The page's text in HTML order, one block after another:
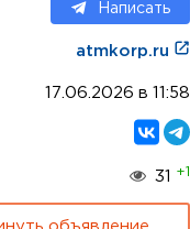
Написать
atmkorp.ru
17.06.2026 в 11:58
31 +1